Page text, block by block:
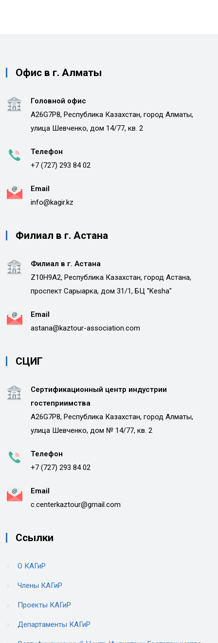
Офис в г. Алматы
Головной офис
A26G7P8, Республика Казахстан, город Алматы,
улица Шевченко, дом 14/77, кв. 2
Телефон
+7 (727) 293 84 02
Email
info@kagir.kz
Филиал в г. Астана
Филиал в г. Астана
Z10H9A2, Республика Казахстан, город Астана,
проспект Сарыарка, дом 31/1, БЦ "Kesha"
Email
astana@kaztour-association.com
СЦИГ
Сертификационный центр индустрии
гостеприимства
A26G7P8, Республика Казахстан, город Алматы,
улица Шевченко, дом № 14/77, кв. 2
Телефон
+7 (727) 293 84 02
Email
c.centerkaztour@gmail.com
Ссылки
О КАГиР
Члены КАГиР
Проекты КАГиР
Департаменты КАГиР